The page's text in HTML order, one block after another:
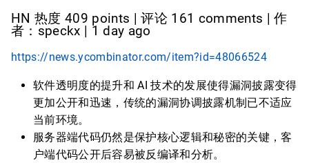
HN 热度 409 points | 评论 161 comments | 作
者：speckx | 1 day ago
https://news.ycombinator.com/item?id=48066524
软件透明度的提升和 AI 技术的发展使得漏洞披露变得
更加公开和迅速，传统的漏洞协调披露机制已不适应
当前环境。
服务器端代码仍然是保护核心逻辑和秘密的关键，客
户端代码公开后容易被反编译和分析。